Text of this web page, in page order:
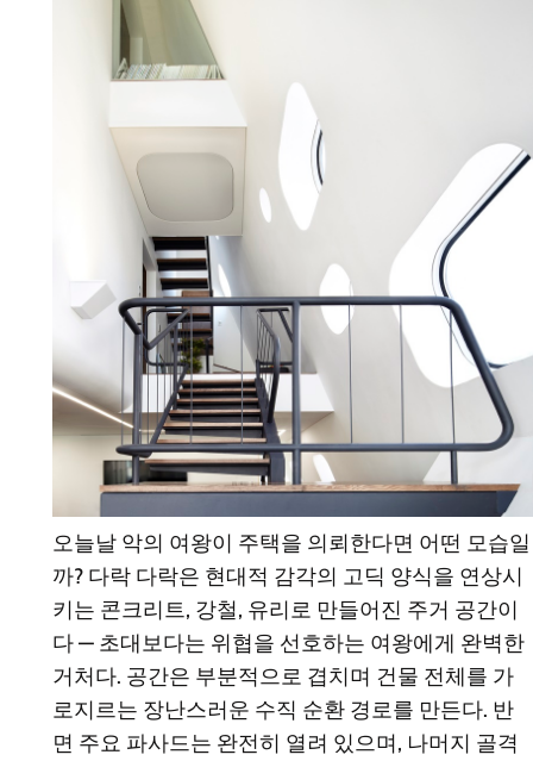
오늘날 악의 여왕이 주택을 의뢰한다면 어떤 모습일
까? 다락 다락은 현대적 감각의 고딕 양식을 연상시
키는 콘크리트, 강철, 유리로 만들어진 주거 공간이
다 — 초대보다는 위협을 선호하는 여왕에게 완벽한
거처다. 공간은 부분적으로 겹치며 건물 전체를 가
로지르는 장난스러운 수직 순환 경로를 만든다. 반
면 주요 파사드는 완전히 열려 있으며, 나머지 골격